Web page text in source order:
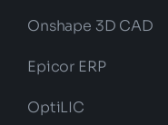
Onshape 3D CAD
Epicor ERP
OptiLIC